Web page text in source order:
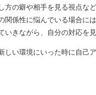
の癖や相手を見る視点な
係性に悩んでいる場合に
きながら、自分の対応を
しい環境にいった時に自己